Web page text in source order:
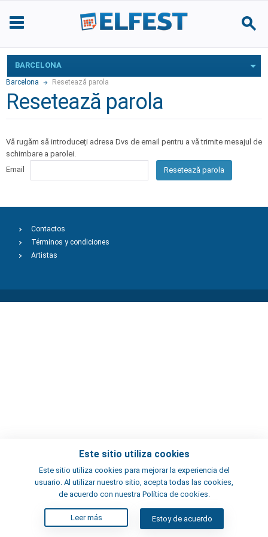
BARCELONA
Barcelona Resetează parola
Resetează parola
Vă rugăm să introduceți adresa Dvs de email pentru a vă trimite mesajul de
schimbare a parolei.
Email
Resetează parola
Este sitio utiliza cookies
Este sitio utiliza cookies para mejorar la experiencia del
usuario. Al utilizar nuestro sitio, acepta todas las cookies,
de acuerdo con nuestra Política de cookies.
Leer más Estoy de acuerdo
Contactos
Términos y condiciones
Artistas